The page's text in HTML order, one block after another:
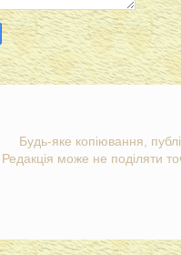
Будь-яке копіювання,
Редакція може не поділяти